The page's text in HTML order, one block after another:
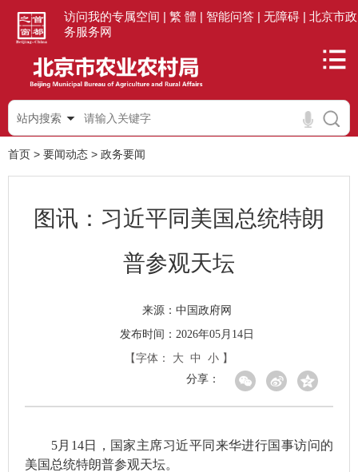
访问我的专属空间 | 繁 體 | 智能问答 | 无障碍 | 北京市政
务服务网
站内搜索
首页 > 要闻动态 > 政务要闻
图讯：习近平同美国总统特朗
普参观天坛
来源： 中国政府网
发布时间：2026年05月14日
【字体：
大 中 小 】
分享：
5月14日，国家主席习近平同来华进行国事访问的
美国总统特朗普参观天坛。